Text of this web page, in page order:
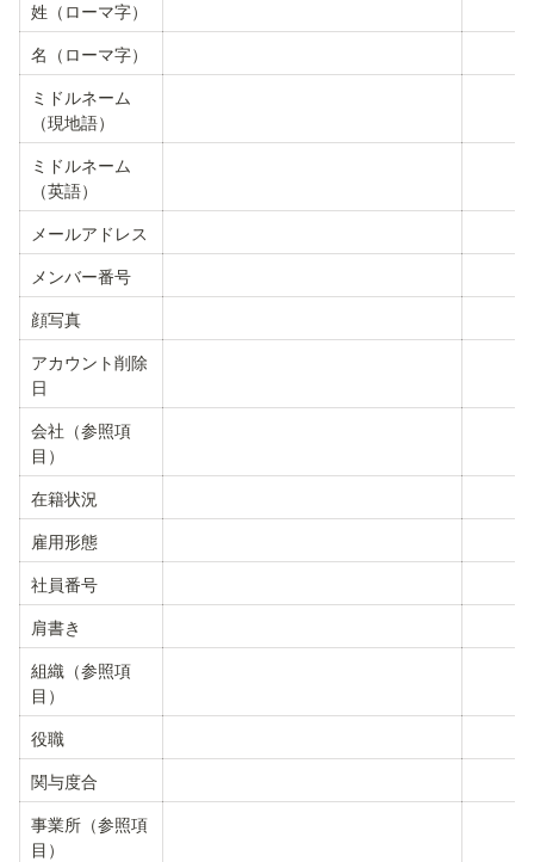
姓（ローマ字）
名（ローマ字）
ミドルネーム
（現地語）
ミドルネーム
（英語）
メールアドレス
メンバー番号
顔写真
アカウント削除
日
会社（参照項
目）
在籍状況
雇用形態
社員番号
肩書き
組織（参照項
目）
役職
関与度合
事業所（参照項
目）